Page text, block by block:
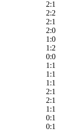
2:1
2:2
2:1
2:0
1:0
1:2
0:0
1:1
1:1
1:1
2:1
2:1
1:1
0:1
0:1